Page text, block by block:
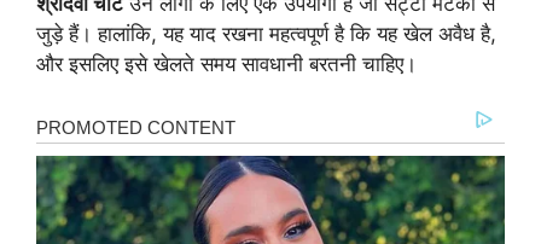
जुड़े हैं। हालांकि, यह याद रखना महत्वपूर्ण है कि यह खेल अवैध है,
और इसलिए इसे खेलते समय सावधानी बरतनी चाहिए।